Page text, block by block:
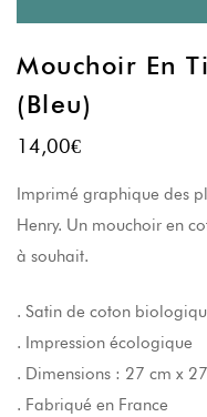
Mouchoir En
(bleu)
14,00€
Imprimé graphique des
Henry. Un mouchoir en
à souhait.
. Satin de coton
. Impression écologique
. Dimensions : 27 cm x
. Fabriqué en France